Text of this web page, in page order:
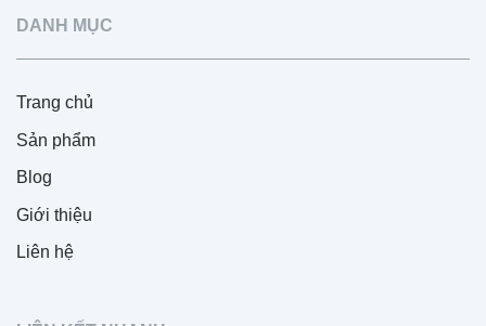
DANH MỤC
Trang chủ
Sản phẩm
Blog
Giới thiệu
Liên hệ